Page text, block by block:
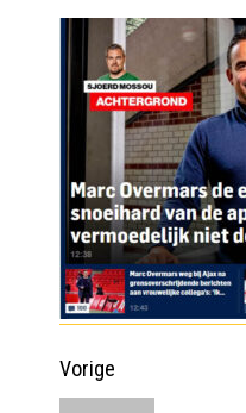
Doorgaan
Vorige